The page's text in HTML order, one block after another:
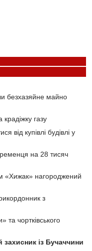
безхазяйне майно
газу
від купівлі будівлі у
на 28 тисяч
«Хижак» нагороджений
з
та чортківського
захисник із Бучаччини